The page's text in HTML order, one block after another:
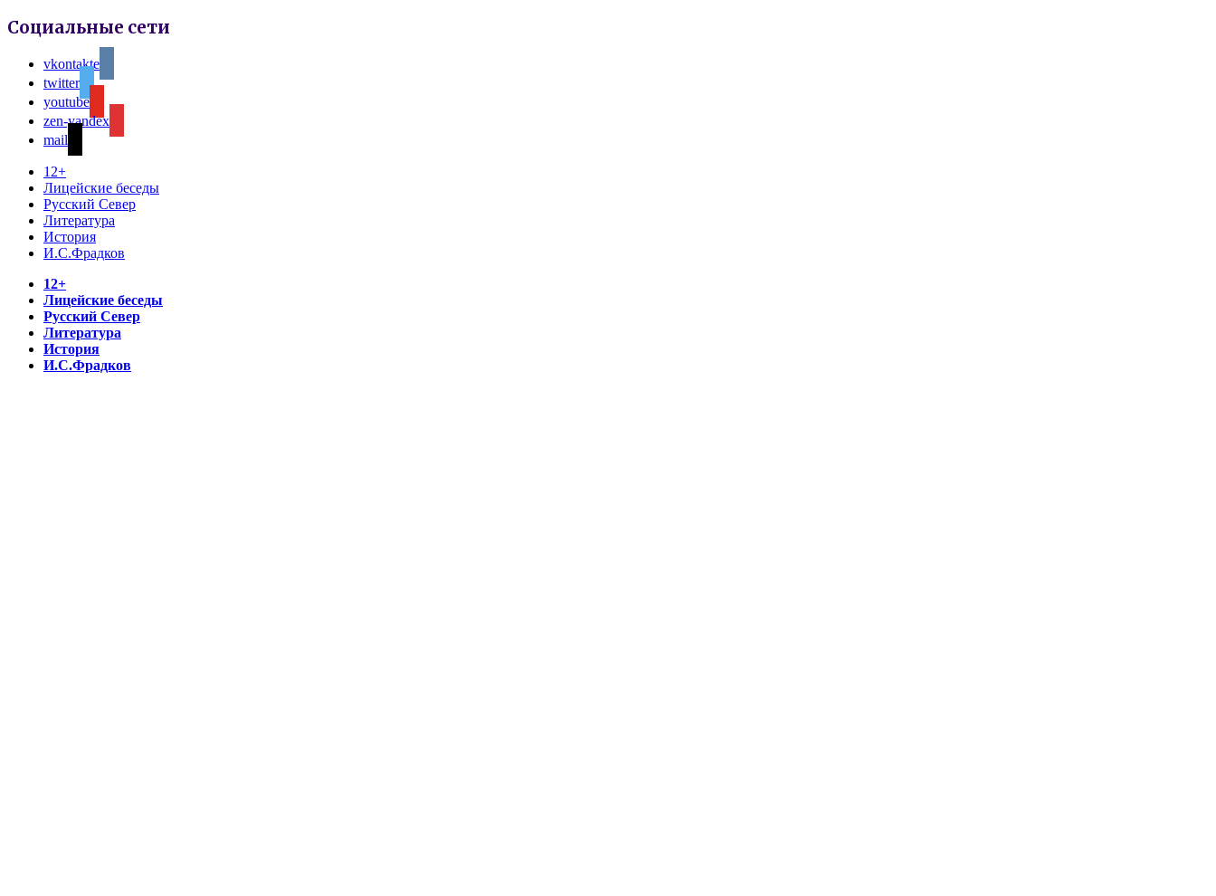
Социальные сети
vkontakte
twitter
youtube
zen-yandex
mail
12+
Лицейские беседы
Русский Север
Литература
История
И.С.Фрадков
12+
Лицейские беседы
Русский Север
Литература
История
И.С.Фрадков